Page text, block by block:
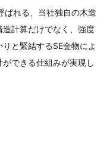
ばれる、当社独自の木造
計算だけでなく、強度
と緊結するSE金物によ
できる仕組みが実現し